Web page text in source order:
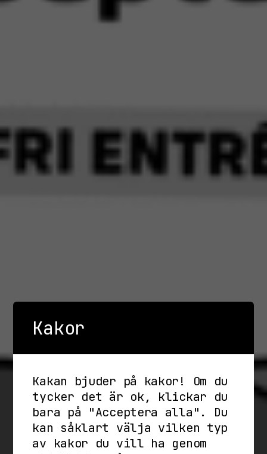
Kakor
Kakan bjuder på kakor! Om du
tycker det är ok, klickar du
bara på "Acceptera alla". Du
kan såklart välja vilken typ
av kakor du vill ha genom